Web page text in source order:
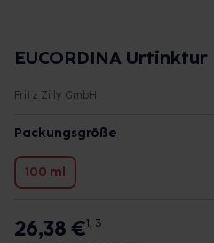
EUCORDINA Urtinktur
Fritz Zilly GmbH
Packungsgröße
100 ml
26,38 €1, 3